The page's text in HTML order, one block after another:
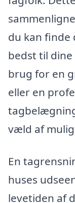
du kan finde
bedst til
brug for en
eller en
væld af
En
huses
levetiden af